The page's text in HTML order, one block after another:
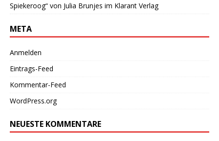
Spiekeroog“ von Julia Brunjes im Klarant Verlag
META
Anmelden
Eintrags-Feed
Kommentar-Feed
WordPress.org
NEUESTE KOMMENTARE